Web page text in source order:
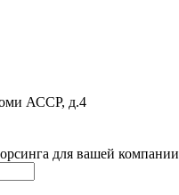
АССР, д.4
для вашей компании